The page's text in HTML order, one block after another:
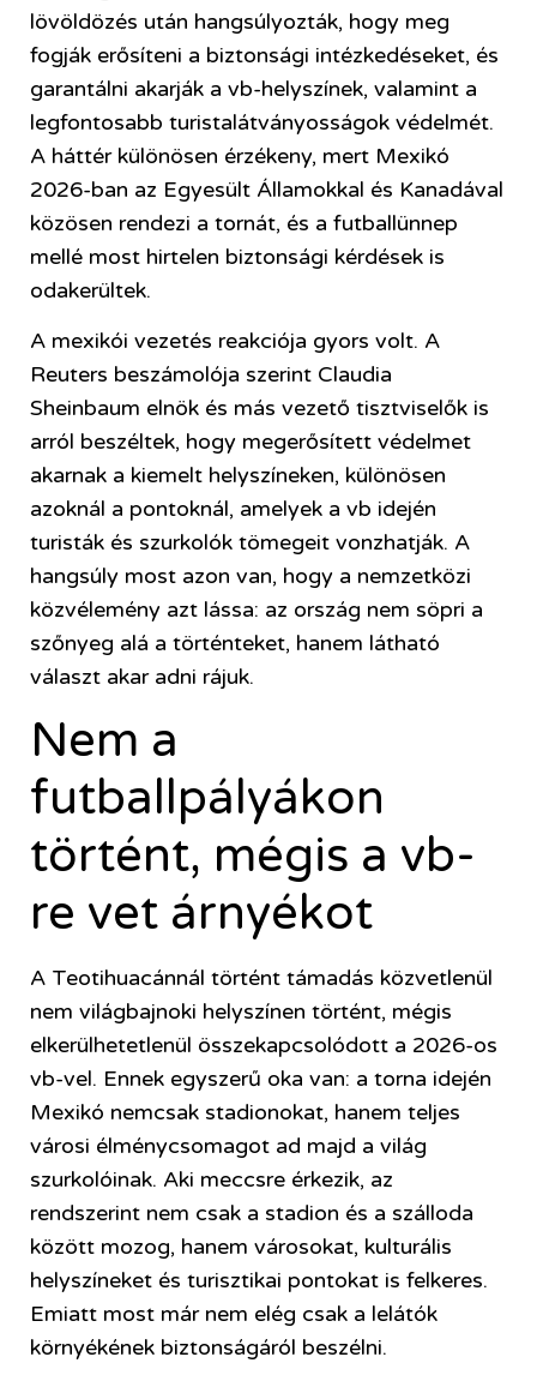
lövöldözés után hangsúlyozták, hogy meg
fogják erősíteni a biztonsági intézkedéseket, és
garantálni akarják a vb-helyszínek, valamint a
legfontosabb turistalátványosságok védelmét.
A háttér különösen érzékeny, mert Mexikó
2026-ban az Egyesült Államokkal és Kanadával
közösen rendezi a tornát, és a futballünnep
mellé most hirtelen biztonsági kérdések is
odakerültek.
A mexikói vezetés reakciója gyors volt. A
Reuters beszámolója szerint Claudia
Sheinbaum elnök és más vezető tisztviselők is
arról beszéltek, hogy megerősített védelmet
akarnak a kiemelt helyszíneken, különösen
azoknál a pontoknál, amelyek a vb idején
turisták és szurkolók tömegeit vonzhatják. A
hangsúly most azon van, hogy a nemzetközi
közvélemény azt lássa: az ország nem söpri a
szőnyeg alá a történteket, hanem látható
választ akar adni rájuk.
Nem a
futballpályákon
történt, mégis a vb-
re vet árnyékot
A Teotihuacánnál történt támadás közvetlenül
nem világbajnoki helyszínen történt, mégis
elkerülhetetlenül összekapcsolódott a 2026-os
vb-vel. Ennek egyszerű oka van: a torna idején
Mexikó nemcsak stadionokat, hanem teljes
városi élménycsomagot ad majd a világ
szurkolóinak. Aki meccsre érkezik, az
rendszerint nem csak a stadion és a szálloda
között mozog, hanem városokat, kulturális
helyszíneket és turisztikai pontokat is felkeres.
Emiatt most már nem elég csak a lelátók
környékének biztonságáról beszélni.